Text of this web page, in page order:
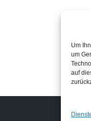
Um
um
auf